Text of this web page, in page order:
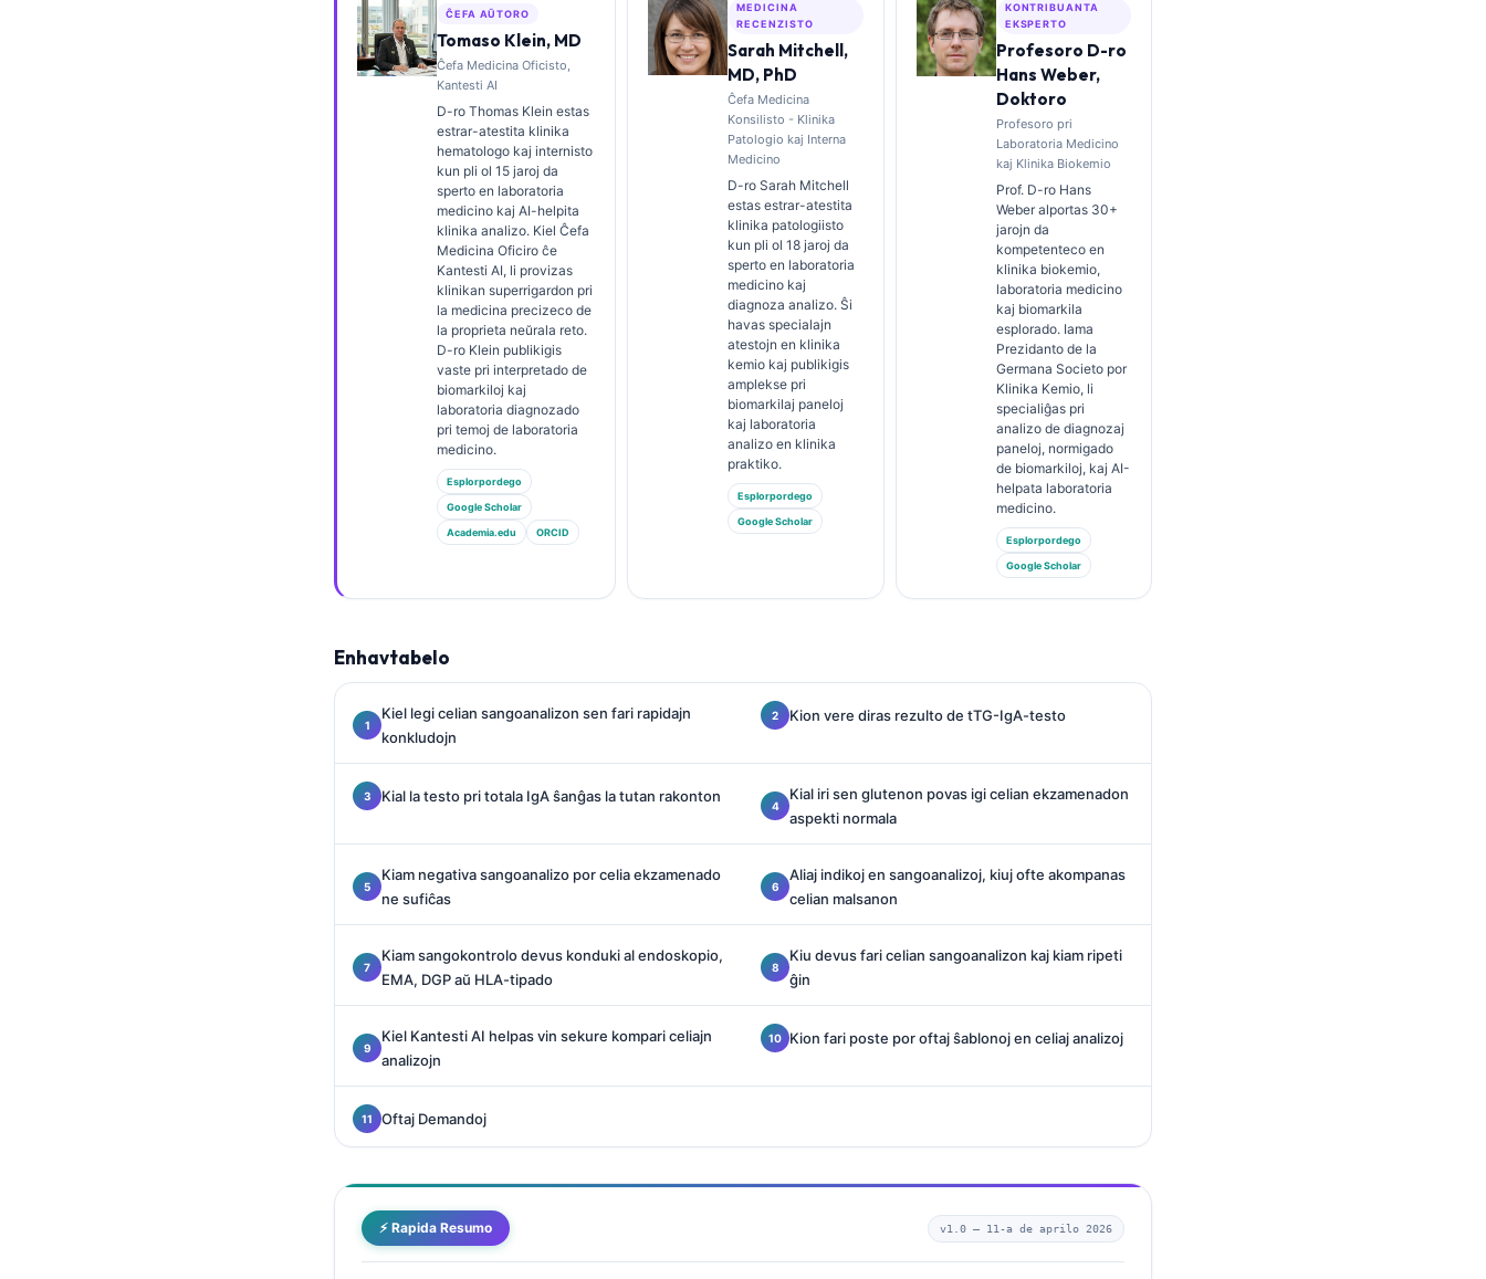
ĈEFA AŬTORO
Tomaso Klein, MD
Ĉefa Medicina Oficisto,
Kantesti AI
D-ro Thomas Klein estas
estrar-atestita klinika
hematologo kaj internisto
kun pli ol 15 jaroj da
sperto en laboratoria
medicino kaj AI-helpita
klinika analizo. Kiel Ĉefa
Medicina Oficiro ĉe
Kantesti AI, li provizas
klinikan superrigardon pri
la medicina precizeco de
la proprieta neŭrala reto.
D-ro Klein publikigis
vaste pri interpretado de
biomarkiloj kaj
laboratoria diagnozado
pri temoj de laboratoria
medicino.
Esplorpordego
Google Scholar
Academia.edu ORCID
MEDICINA
RECENZISTO
Sarah Mitchell,
MD, PhD
Ĉefa Medicina
Konsilisto - Klinika
Patologio kaj Interna
Medicino
D-ro Sarah Mitchell
estas estrar-atestita
klinika patologiisto
kun pli ol 18 jaroj da
sperto en laboratoria
medicino kaj
diagnoza analizo. Ŝi
havas specialajn
atestojn en klinika
kemio kaj publikigis
amplekse pri
biomarkilaj paneloj
kaj laboratoria
analizo en klinika
praktiko.
Esplorpordego
Google Scholar
KONTRIBUANTA
EKSPERTO
Profesoro D-ro
Hans Weber,
Doktoro
Profesoro pri
Laboratoria Medicino
kaj Klinika Biokemio
Prof. D-ro Hans
Weber alportas 30+
jarojn da
kompetenteco en
klinika biokemio,
laboratoria medicino
kaj biomarkila
esplorado. Iama
Prezidanto de la
Germana Societo por
Klinika Kemio, li
specialiĝas pri
analizo de diagnozaj
paneloj, normigado
de biomarkiloj, kaj AI-
helpata laboratoria
medicino.
Esplorpordego
Google Scholar
Enhavtabelo
Kiel legi celian sangoanalizon sen fari rapidajn
konkludojn
Kion vere diras rezulto de tTG-IgA-testo
Kial la testo pri totala IgA ŝanĝas la tutan rakonton
Kial iri sen glutenon povas igi celian ekzamenadon
aspekti normala
Kiam negativa sangoanalizo por celia ekzamenado
ne sufiĉas
Aliaj indikoj en sangoanalizoj, kiuj ofte akompanas
celian malsanon
Kiam sangokontrolo devus konduki al endoskopio,
EMA, DGP aŭ HLA-tipado
Kiu devus fari celian sangoanalizon kaj kiam ripeti
ĝin
Kiel Kantesti AI helpas vin sekure kompari celiajn
analizojn
Kion fari poste por oftaj ŝablonoj en celiaj analizoj
Oftaj Demandoj
⚡ Rapida Resumo v1.0 — 11-a de aprilo 2026